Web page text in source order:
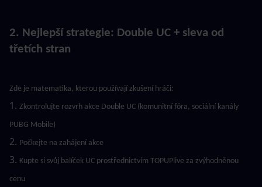
2. Nejlepší strategie: Double UC + sleva od
třetích stran
Zde je matematika, kterou používají zkušení hráči:
1. Zkontrolujte rozvrh akce Double UC (komunitní fóra, sociální kanály
PUBG Mobile)
2. Počkejte na zahájení akce
3. Kupte si svůj balíček UC prostřednictvím TOPUPlive za zvýhodněnou
cenu